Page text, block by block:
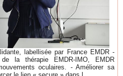
labellisée par France EMDR -
la thérapie EMDR-IMO, EMDR
oculaires. - Améliorer sa